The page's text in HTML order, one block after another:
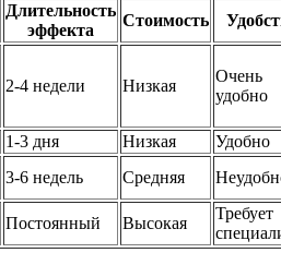
Длительность
эффекта
Стоимость
2-4 недели Низкая
Очень
удобно
1-3 дня Низкая
Удобно
3-6 недель Средняя
Постоянный Высокая
Требует